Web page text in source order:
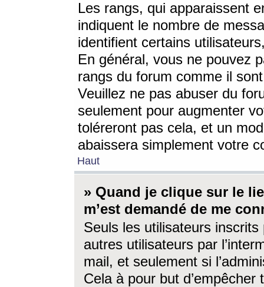
Les rangs, qui apparaissent
indiquent le nombre de
identifient certains
En général, vous ne pouvez
rangs du forum comme il
Veuillez ne pas abuser du
seulement pour augmenter
toléreront pas cela, et un
abaissera simplement votre
Haut
» Quand je clique sur le
m’est demandé de me
Seuls les utilisateurs
autres utilisateurs par
mail, et seulement si
Cela à pour but